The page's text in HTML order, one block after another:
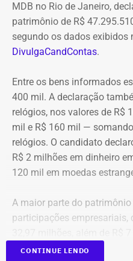
MDB no Rio de Janeiro,
patrimônio de R$
segundo os dados exibidos
DivulgaCandContas.
Entre os bens informados
400 mil. A declaração
relógios, nos valores de R$
mil e R$ 160 mil —
relógios. O candidato
R$ 2 milhões em dinheiro
120 mil em moedas
A maior parte do
participações empresariais,
“valores de diversos
CONTINUE LENDO